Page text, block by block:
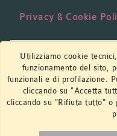
Privacy & Cookie
Iscriviti per
prossimi corsi ed
Utilizziamo cookie
funzionamento del sito,
funzionali e di profilazione.
cliccando su "Accetta
cliccando su "Rifiuta tutto" o